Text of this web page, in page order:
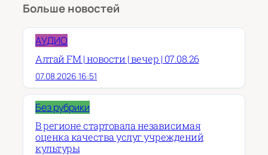
Больше новостей
АУДИО
Алтай FM | новости | вечер | 07.08.26
07.08.2026 16:51
Без рубрики
В регионе стартовала независимая
оценка качества услуг учреждений
культуры